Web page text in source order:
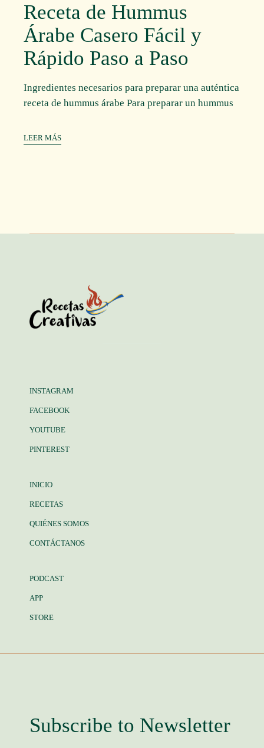
Receta de Hummus
Árabe Casero Fácil y
Rápido Paso a Paso
Ingredientes necesarios para preparar una auténtica
receta de hummus árabe Para preparar un hummus
LEER MÁS
INSTAGRAM
FACEBOOK
YOUTUBE
PINTEREST
INICIO
RECETAS
QUIÉNES SOMOS
CONTÁCTANOS
PODCAST
APP
STORE
Subscribe to Newsletter